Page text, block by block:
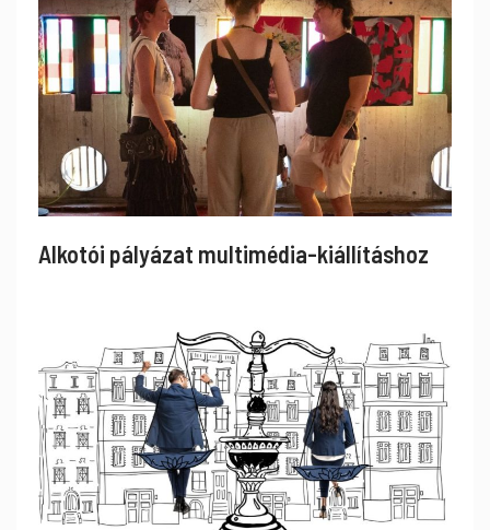
Alkotói pályázat multimédia-kiállításhoz